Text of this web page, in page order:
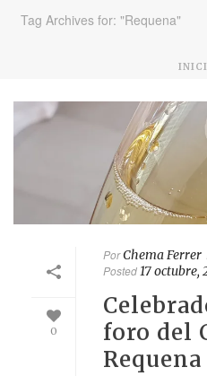
Tag Archives for: "Requena"
0
PorChema Ferrer
Posted17 octubre,
foro del
Requena